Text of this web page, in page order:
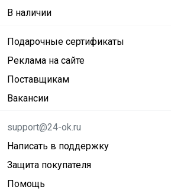
В наличии
Подарочные сертификаты
Реклама на сайте
Поставщикам
Вакансии
support@24-ok.ru
Написать в поддержку
Защита покупателя
Помощь